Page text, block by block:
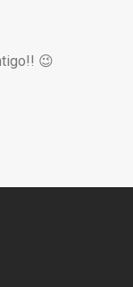
😉